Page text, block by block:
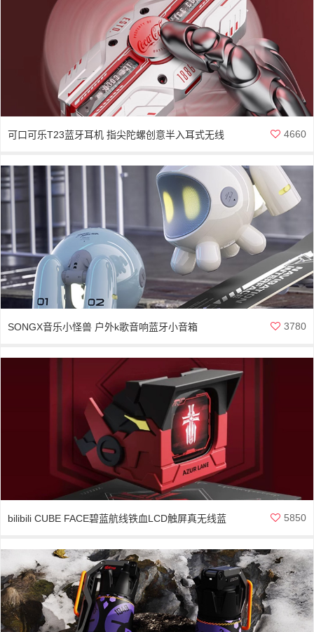
可口可乐T23蓝牙耳机 指尖陀螺创意半入耳式无线 4660
SONGX音乐小怪兽 户外k歌音响蓝牙小音箱 3780
bilibili CUBE FACE碧蓝航线铁血LCD触屏真无线蓝
牙耳机
5850